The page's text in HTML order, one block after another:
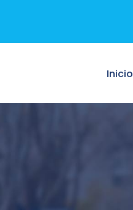
Inicio